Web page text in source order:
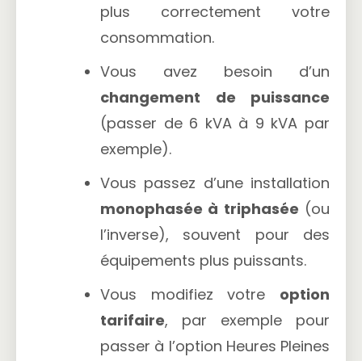
plus correctement votre
consommation.
Vous avez besoin d’un
changement de puissance
(passer de 6 kVA à 9 kVA par
exemple).
Vous passez d’une installation
monophasée à triphasée (ou
l’inverse), souvent pour des
équipements plus puissants.
Vous modifiez votre option
tarifaire, par exemple pour
passer à l’option Heures Pleines